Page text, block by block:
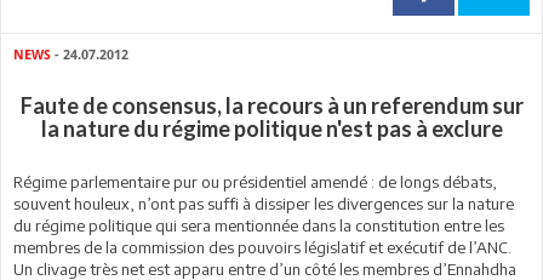
NEWS - 24.07.2012
Faute de consensus, la recours à un referendum sur
la nature du régime politique n'est pas à exclure
Régime parlementaire pur ou présidentiel amendé : de longs débats,
souvent houleux, n’ont pas suffi à dissiper les divergences sur la nature
du régime politique qui sera mentionnée dans la constitution entre les
membres de la commission des pouvoirs législatif et exécutif de l’ANC.
Un clivage très net est apparu entre d’un côté les membres d’Ennahdha